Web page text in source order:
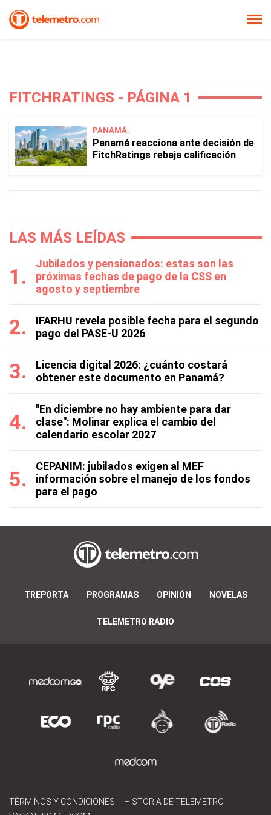
FITCHRATINGS - PÁGINA 1
PANAMÁ.
Panamá reacciona ante decisión de
FitchRatings rebaja calificación
LAS MÁS LEÍDAS
Jubilados y pensionados: estas son las
próximas fechas de pago de la CSS en
agosto y septiembre
IFARHU revela posible fecha para el segundo
pago del PASE-U 2026
Licencia digital 2026: ¿cuánto costará
obtener este documento en Panamá?
"En diciembre no hay ambiente para dar
clase": Molinar explica el cambio del
calendario escolar 2027
CEPANIM: jubilados exigen al MEF
información sobre el manejo de los fondos
para el pago
TREPORTA PROGRAMAS OPINIÓN NOVELAS
TELEMETRO RADIO
TÉRMINOS Y CONDICIONES
HISTORIA DE TELEMETRO